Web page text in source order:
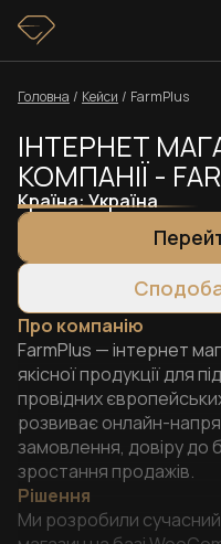
Головна / Кейси / FarmPlus
ІНТЕРНЕТ
КОМПАНІЇ -
Країна:Україна
Про компанію
FarmPlus — інтернет
якісної продукції для
провідних
розвиває онлайн-
замовлення, довіру до
зростання продажів.
Рішення
Ми розробили